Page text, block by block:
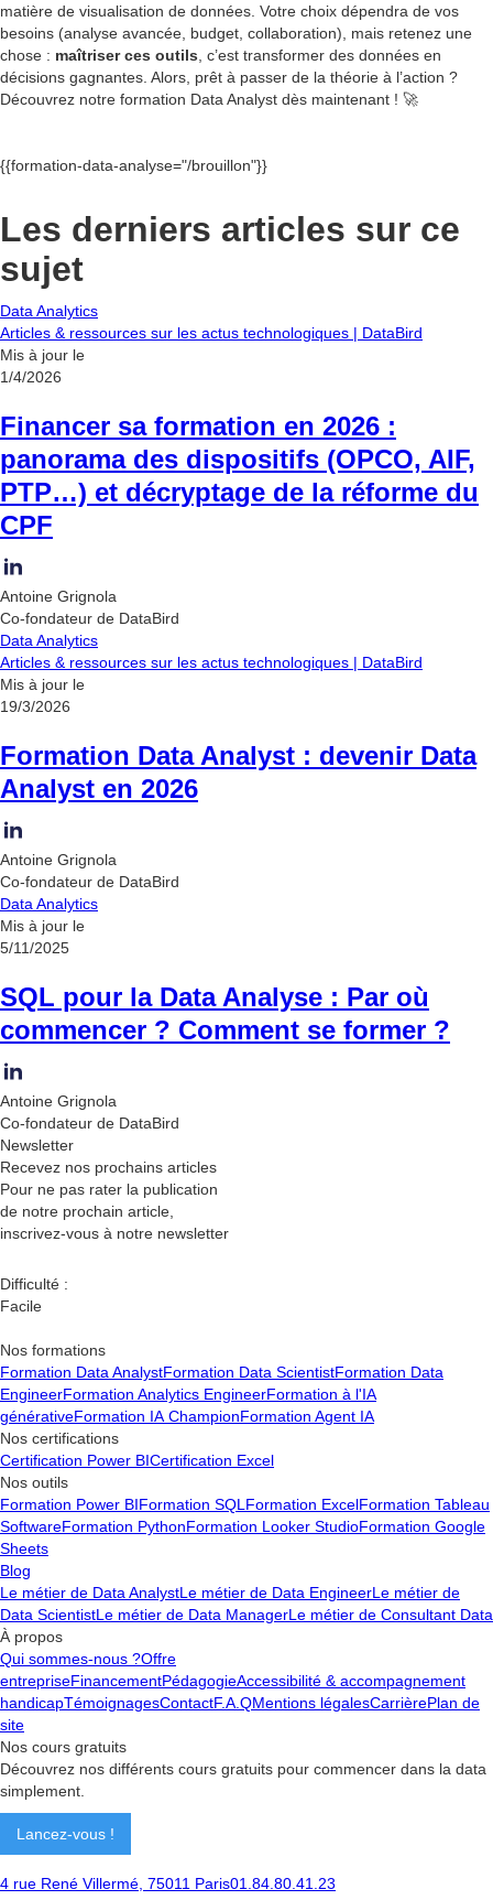
matière de visualisation de données. Votre choix dépendra de vos
besoins (analyse avancée, budget, collaboration), mais retenez une
chose : maîtriser ces outils , c’est transformer des données en
décisions gagnantes. Alors, prêt à passer de la théorie à l’action ?
Découvrez notre formation Data Analyst dès maintenant ! 🚀
{{formation-data-analyse="/brouillon"}}
Les derniers articles sur ce
sujet
Data Analytics
Articles & ressources sur les actus technologiques | DataBird
Mis à jour le
1/4/2026
Financer sa formation en 2026 :
panorama des dispositifs (OPCO, AIF,
PTP…) et décryptage de la réforme du
CPF
Antoine Grignola
Co-fondateur de DataBird
Data Analytics
Articles & ressources sur les actus technologiques | DataBird
Mis à jour le
19/3/2026
Formation Data Analyst : devenir Data
Analyst en 2026
Antoine Grignola
Co-fondateur de DataBird
Data Analytics
Mis à jour le
5/11/2025
SQL pour la Data Analyse : Par où
commencer ? Comment se former ?
Antoine Grignola
Co-fondateur de DataBird
Newsletter
Recevez nos prochains articles
Pour ne pas rater la publication
de notre prochain article,
inscrivez-vous à notre newsletter
Difficulté :
Facile
Nos formations
Formation Data AnalystFormation Data ScientistFormation Data
EngineerFormation Analytics EngineerFormation à l'IA
générativeFormation IA ChampionFormation Agent IA
Nos certifications
Certification Power BICertification Excel
Nos outils
Formation Power BIFormation SQL Formation ExcelFormation Tableau
SoftwareFormation PythonFormation Looker StudioFormation Google
Sheets
Blog
Le métier de Data AnalystLe métier de Data EngineerLe métier de
Data ScientistLe métier de Data ManagerLe métier de Consultant Data
À propos
Qui sommes-nous ?Offre
entrepriseFinancementPédagogieAccessibilité & accompagnement
handicapTémoignagesContactF.A.QMentions légalesCarrièrePlan de
site
Nos cours gratuits
Découvrez nos différents cours gratuits pour commencer dans la data
simplement.
Lancez-vous !
4 rue René Villermé, 75011 Paris01.84.80.41.23